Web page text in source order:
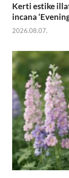
Kerti estike
incana
2026.08.07.